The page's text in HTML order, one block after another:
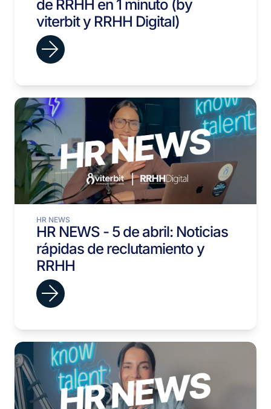
de RRHH en 1 minuto (by
viterbit y RRHH Digital)
HR NEWS
HR NEWS - 5 de abril: Noticias
rápidas de reclutamiento y
RRHH